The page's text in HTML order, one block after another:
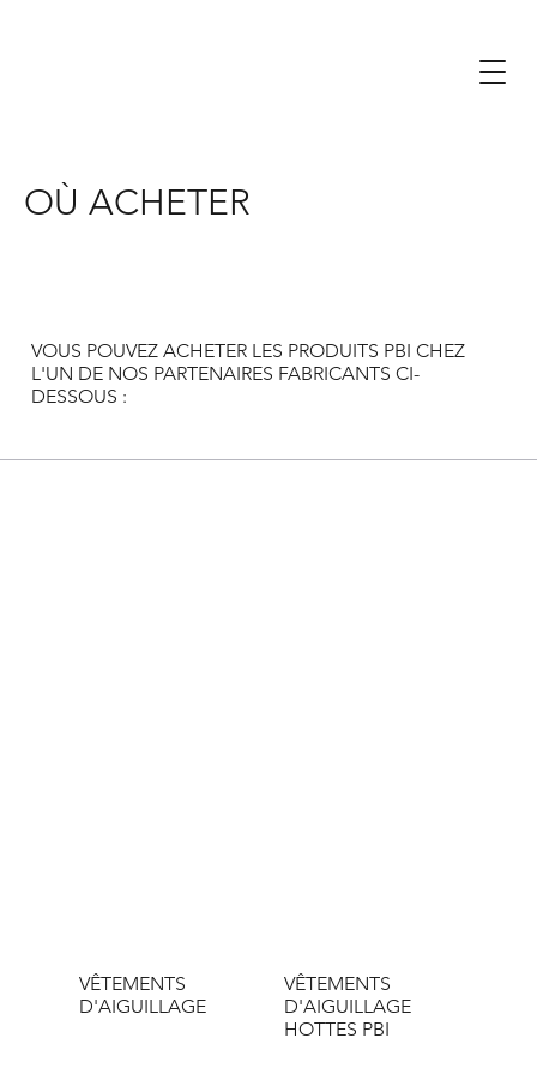
VOUS POUVEZ ACHETER LES PRODUITS PBI CHEZ
L'UN DE NOS PARTENAIRES FABRICANTS CI-
DESSOUS :
OÙ ACHETER
VÊTEMENTS
D'AIGUILLAGE
VÊTEMENTS
D'AIGUILLAGE
HOTTES PBI